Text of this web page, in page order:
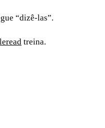
“dizê-las”.
treina.